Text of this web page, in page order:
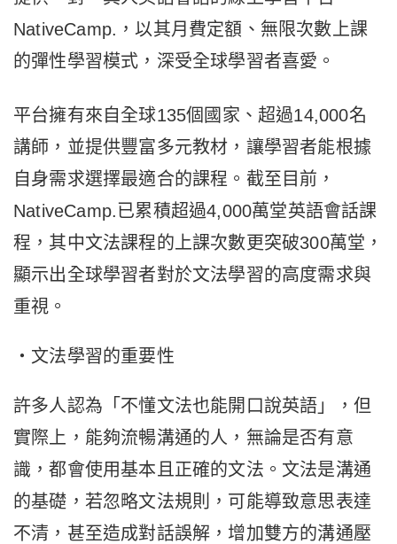
NativeCamp.，以其月費定額、無限次數上課
的彈性學習模式，深受全球學習者喜愛。
平台擁有來自全球135個國家、超過14,000名
講師，並提供豐富多元教材，讓學習者能根據
自身需求選擇最適合的課程。截至目前，
NativeCamp.已累積超過4,000萬堂英語會話課
程，其中文法課程的上課次數更突破300萬堂，
顯示出全球學習者對於文法學習的高度需求與
重視。
・文法學習的重要性
許多人認為「不懂文法也能開口說英語」，但
實際上，能夠流暢溝通的人，無論是否有意
識，都會使用基本且正確的文法。文法是溝通
的基礎，若忽略文法規則，可能導致意思表達
不清，甚至造成對話誤解，增加雙方的溝通壓